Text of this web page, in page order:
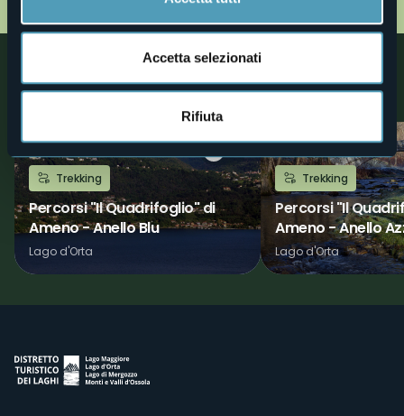
Accetta selezionati
Rifiuta
Scoprite luoghi, esperienze e attività nelle vicine località
Trekking
Percorsi "Il Quadrifoglio" di
Ameno - Anello Blu
Lago d'Orta
Trekking
Percorsi "Il
Ameno - Anello
Lago d'Orta